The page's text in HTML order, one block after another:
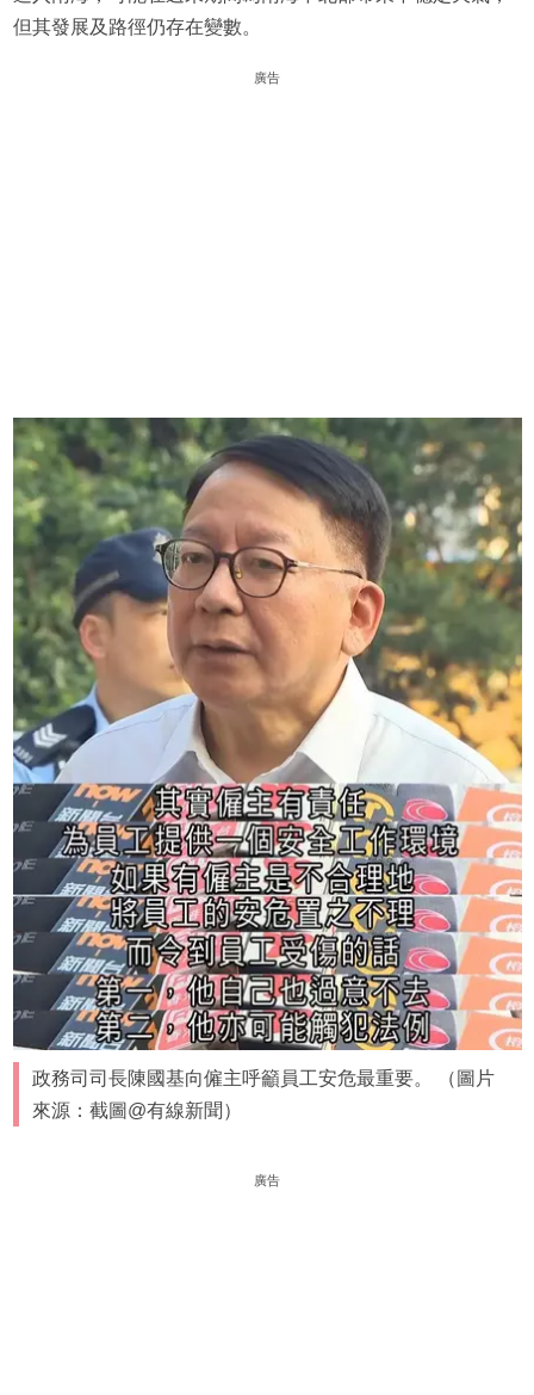
但其發展及路徑仍存在變數。
廣告
政務司司長陳國基向僱主呼籲員工安危最重要。 （圖片
來源：截圖@有線新聞）
廣告